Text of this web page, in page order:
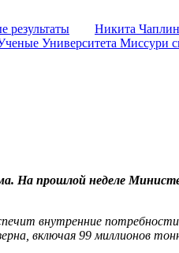
результаты
Никита Чаплин
Университета Миссури
На прошлой неделе
внутренние
включая 99 миллионов